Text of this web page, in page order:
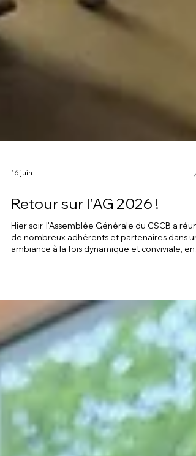
16 juin
Retour sur l'AG 2026 !
Hier soir, l'Assemblée Générale du CSCB a réuni
Après un temps d’accueil et d’émargement, la
soirée a débuté par une animation collective,
avant d’entrer dans le cœur de l’AG avec la
présentation du rapport moral, suivie d’un
sur les temps forts de l’année et les évolutions
l’association. Cette année encore, des formats
interact